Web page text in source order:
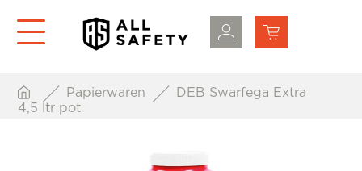
Papierwaren
DEB Swarfega Extra
4,5 ltr pot